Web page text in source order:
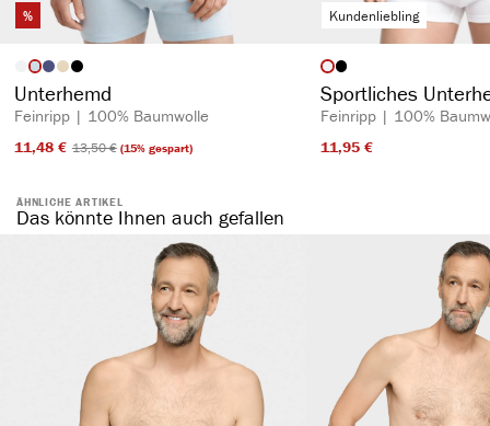
%
Artikelfarbe
Unterhemd
Feinripp | 100% Baumwolle
11,48 €​ 13,50 €​(15% gespart)
Kundenliebling
Artikelfarbe
Sportliches
Feinripp | 100%
11,95 €​
ÄHNLICHE ARTIKEL
Das könnte Ihnen auch gefallen